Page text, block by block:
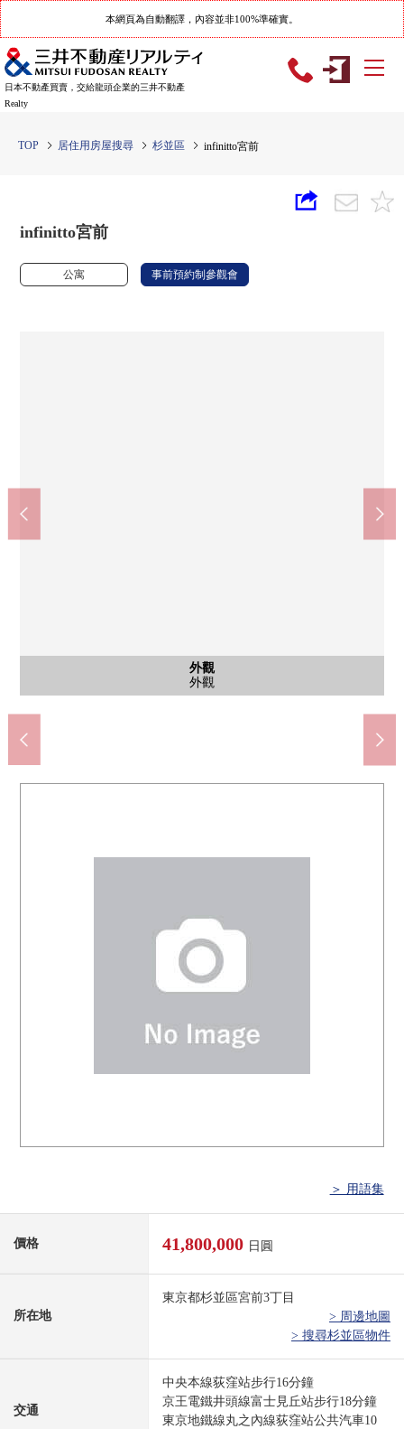
本網頁為自動翻譯，內容並非100%準確實。
日本不動產買賣，交給龍頭企業的三井不動產
Realty
TOP 居住用房屋搜尋 杉並區 infinitto宮前
infinitto宮前
公寓 事前預約制參觀會
外觀
外觀
客廳
客廳
客廳
客廳
廚房
廚房
洗臉
洗臉
公共汽車
公共汽車
廁所
廁所
室內
室內
室內
室內
室內
室內
室內
室內
其他
儲藏室
客廳
客廳
客廳
客廳
陽台
陽台
外觀
外觀
門口
門口
門口
門口
入口
入口
外觀
外觀
大宮前體育館(約40m)
全家便利店杉並宮前3丁目商店(約80m)
＞ 用語集
價格 41,800,000 日圓
所在地
東京都杉並區宮前3丁目
> 周邊地圖
> 搜尋杉並區物件
交通
中央本線荻窪站步行16分鐘
京王電鐵井頭線富士見丘站步行18分鐘
東京地鐵線丸之內線荻窪站公共汽車10